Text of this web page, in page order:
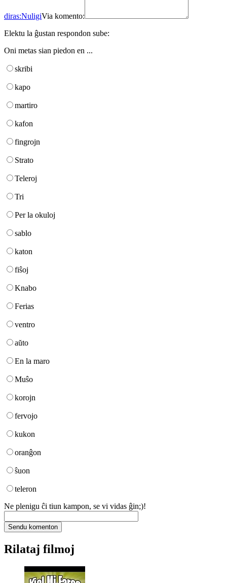
diras:NuligiVia komento:
Elektu la ĝustan respondon sube:
Oni metas sian piedon en ...
skribi
kapo
martiro
kafon
fingrojn
Strato
Teleroj
Tri
Per la okuloj
sablo
katon
fiŝoj
Knabo
Ferias
ventro
aŭto
En la maro
Muŝo
korojn
fervojo
kukon
oranĝon
ŝuon
teleron
Ne plenigu ĉi tiun kampon, se vi vidas ĝin;)!
Rilataj filmoj